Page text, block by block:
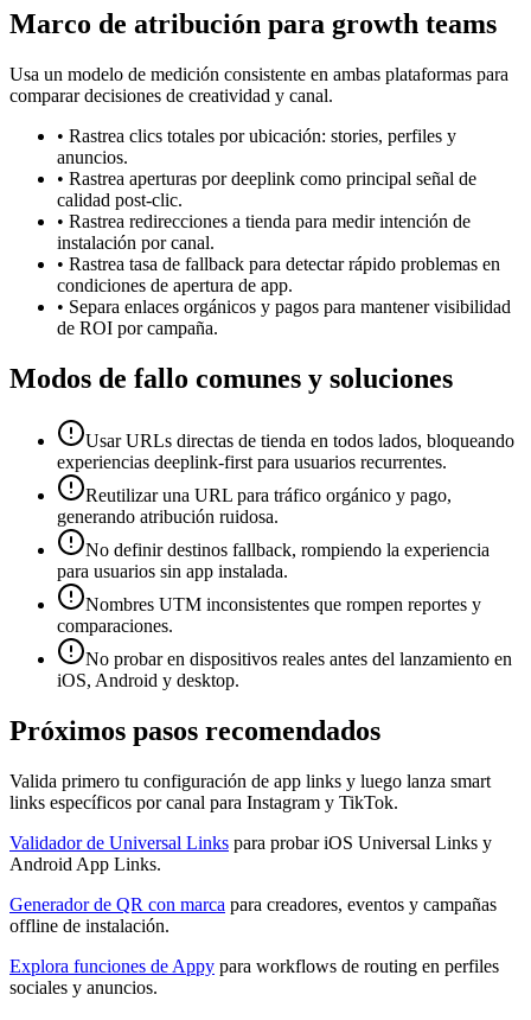
Marco de atribución para growth teams
Usa un modelo de medición consistente en ambas plataformas para
comparar decisiones de creatividad y canal.
• Rastrea clics totales por ubicación: stories, perfiles y
anuncios.
• Rastrea aperturas por deeplink como principal señal de
calidad post-clic.
• Rastrea redirecciones a tienda para medir intención de
instalación por canal.
• Rastrea tasa de fallback para detectar rápido problemas en
condiciones de apertura de app.
• Separa enlaces orgánicos y pagos para mantener visibilidad
de ROI por campaña.
Modos de fallo comunes y soluciones
Usar URLs directas de tienda en todos lados, bloqueando
experiencias deeplink-first para usuarios recurrentes.
Reutilizar una URL para tráfico orgánico y pago,
generando atribución ruidosa.
No definir destinos fallback, rompiendo la experiencia
para usuarios sin app instalada.
Nombres UTM inconsistentes que rompen reportes y
comparaciones.
No probar en dispositivos reales antes del lanzamiento en
iOS, Android y desktop.
Próximos pasos recomendados
Valida primero tu configuración de app links y luego lanza smart
links específicos por canal para Instagram y TikTok.
Validador de Universal Links para probar iOS Universal Links y
Android App Links.
Generador de QR con marca para creadores, eventos y campañas
offline de instalación.
Explora funciones de Appy para workflows de routing en perfiles
sociales y anuncios.